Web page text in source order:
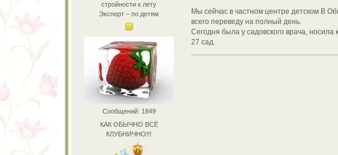
стройности к лету
Эксперт – по детям
Сообщений: 1849
КАК ОБЫЧНО ВСЁ
КЛУБНИЧНО!!!
Мы сейчас в частном центре детском В
всего переведу на полный день.
Сегодня была у садовского врача,
27 сад.